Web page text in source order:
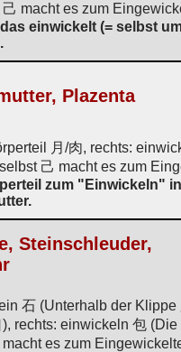
macht es zum
einwickelt (= selbst
Plazenta
月/肉, rechts:
己 macht es zum
zum "Einwickeln"
Steinschleuder,
石 (Unterhalb der Klippe
rechts: einwickeln 包 (Die
es zum